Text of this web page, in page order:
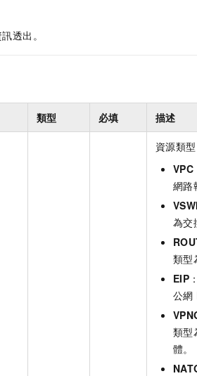
透出。
類型 必填 描述
資源類
VPC
網路
為交
類型
EIP
公網
類型
體。